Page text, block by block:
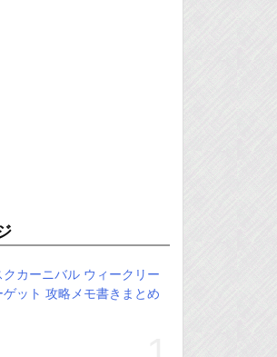
クカーニバル ウィークリー
ゲット 攻略メモ書きまとめ